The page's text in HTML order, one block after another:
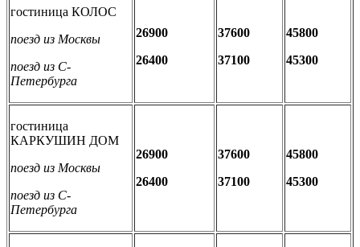
гостиница КОЛОС
поезд из Москвы
поезд из С-
Петербурга
26900
26400
37600
37100
45800
45300
гостиница
КАРКУШИН ДОМ
поезд из Москвы
поезд из С-
Петербурга
26900
26400
37600
37100
45800
45300